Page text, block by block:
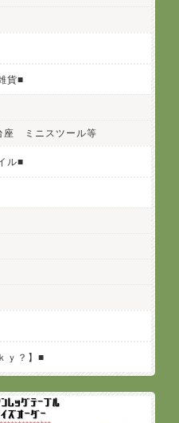
貨■
ミニスツール等
ル■
ｙ？】■